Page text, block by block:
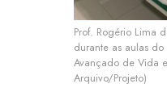
Prof. Rogério Lima
durante as aulas
Avançado de Vida
Arquivo/Projeto)